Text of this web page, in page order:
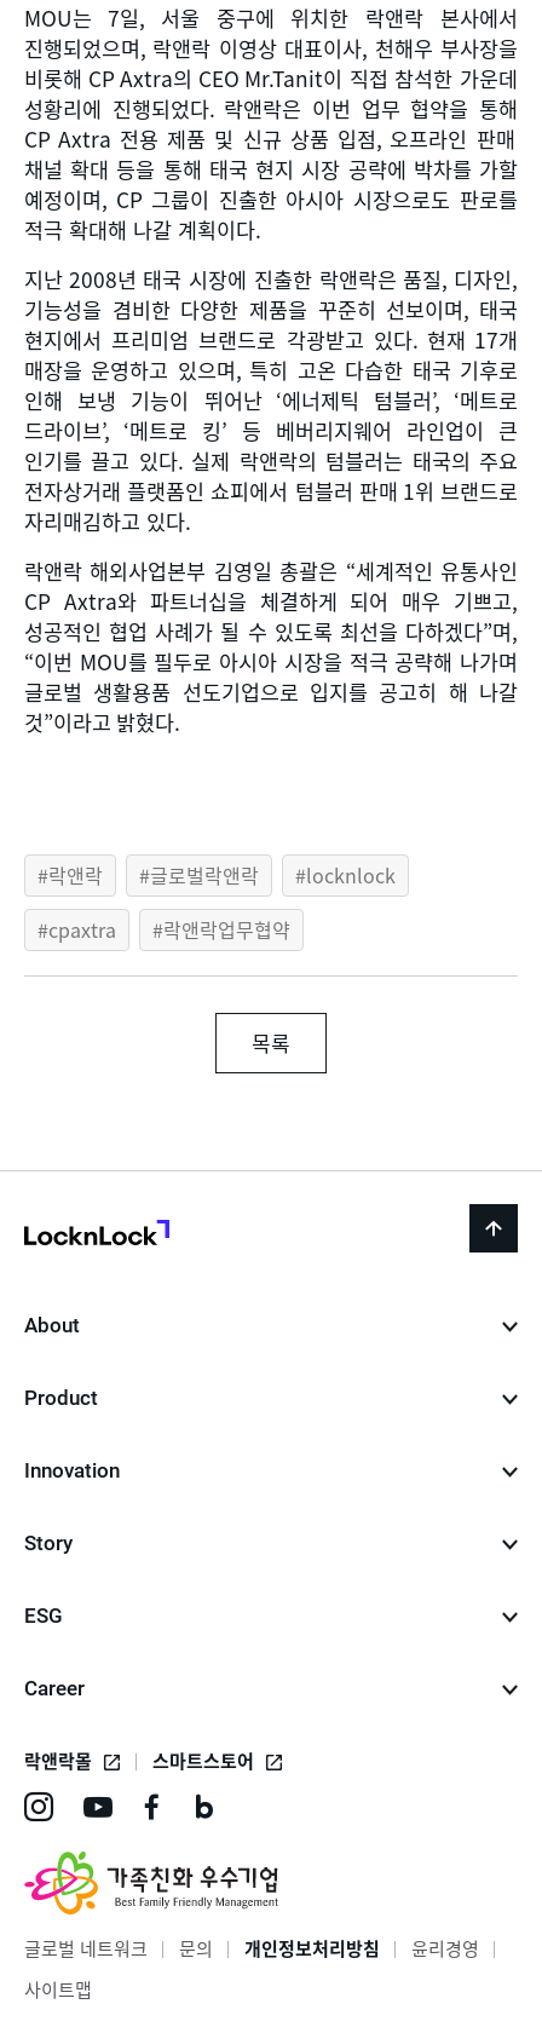
MOU는 7일, 서울 중구에 위치한 락앤락 본사에서
진행되었으며, 락앤락 이영상 대표이사, 천해우 부사장을
비롯해 CP Axtra의 CEO Mr.Tanit이 직접 참석한 가운데
성황리에 진행되었다. 락앤락은 이번 업무 협약을 통해
CP Axtra 전용 제품 및 신규 상품 입점,오프라인 판매
채널 확대 등을 통해 태국 현지 시장 공략에 박차를 가할
예정이며, CP 그룹이 진출한 아시아 시장으로도 판로를
적극 확대해 나갈 계획이다.
지난 2008년 태국 시장에 진출한 락앤락은 품질, 디자인,
기능성을 겸비한 다양한 제품을 꾸준히 선보이며, 태국
현지에서 프리미엄 브랜드로 각광받고 있다. 현재 17개
매장을 운영하고 있으며,특히 고온 다습한 태국 기후로
인해 보냉 기능이 뛰어난‘에너제틱 텀블러’, ‘메트로
드라이브’, ‘메트로 킹’ 등 베버리지웨어 라인업이 큰
인기를 끌고 있다. 실제 락앤락의 텀블러는 태국의 주요
전자상거래 플랫폼인 쇼피에서 텀블러 판매 1위 브랜드로
자리매김하고 있다.
락앤락 해외사업본부 김영일 총괄은 “세계적인 유통사인
CP Axtra와 파트너십을 체결하게 되어 매우 기쁘고,
성공적인 협업 사례가 될 수 있도록 최선을 다하겠다”며,
“이번 MOU를 필두로 아시아 시장을 적극 공략해 나가며
글로벌 생활용품 선도기업으로 입지를 공고히 해 나갈
것”이라고 밝혔다.
락앤락 글로벌락앤락
locknlock
cpaxtra
락앤락업무협약
목록
back
About
Product
Innovation
Story
ESG
Career
락앤락몰 스마트스토어
스
타
램
바
브
로
스
바
버
로
글로벌 네트워크 문의 개인정보처리방침
윤리경영
사이트맵